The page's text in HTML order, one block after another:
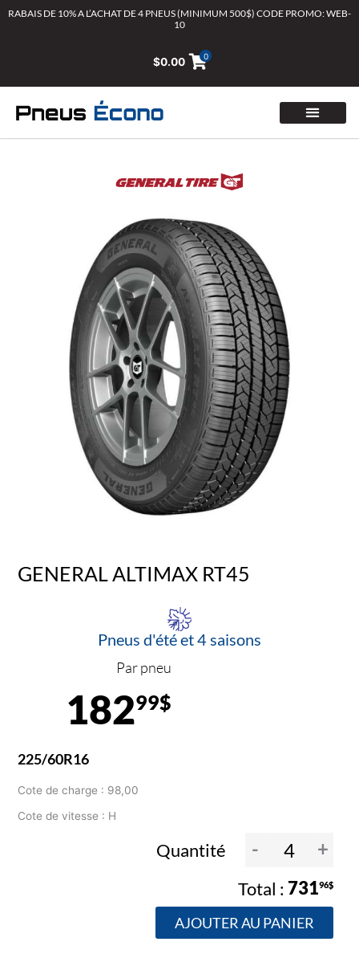
AllerRABAIS DE 10% A L’ACHAT DE 4 PNEUS (MINIMUM 500$) CODE PROMO: WEB-
10
$0.00 0
GENERAL ALTIMAX RT45
Pneus d'été et 4 saisons
Par pneu
18299$
225/60R16
Cote de charge : 98,00
Cote de vitesse : H
Quantité - +
73196$
AJOUTER AU PANIER